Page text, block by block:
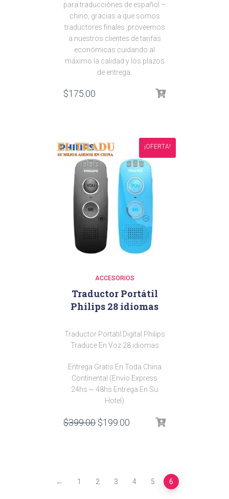
para traducciónes de español –
chino, gracias a que somos
traductores finales ,proveemos
a nuestros clientes de tarifas
económicas cuidando al
máximo la calidad y los plazos
de entrega.
$175.00
¡OFERTA!
ACCESORIOS
Traductor Portátil
Philips 28 idiomas
Traductor Portatil Digital Philips
Traduce En Voz 28 idiomas
Entrega Gratis En Toda China
Continental (Envío Express
24hs ~ 48hs Entrega En Su
Hotel)
$399.00 El
$199.00
← 1 2 3 4 5 6